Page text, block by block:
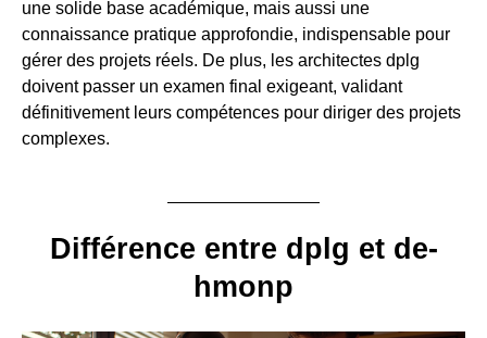
une solide base académique, mais aussi une
connaissance pratique approfondie, indispensable pour
gérer des projets réels. De plus, les architectes dplg
doivent passer un examen final exigeant, validant
définitivement leurs compétences pour diriger des projets
complexes.
Différence entre dplg et de-
hmonp